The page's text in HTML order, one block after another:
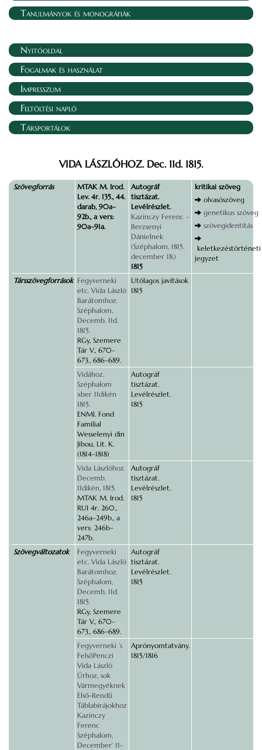
Tanulmányok és monográfiák
Nyitóoldal
Fogalmak és használat
Impresszum
Feltöltési napló
Társportálok
VIDA LÁSZLÓHOZ. Dec. 11d. 1815.
Szövegforrás
MTAK M. Irod.
Lev. 4r. 135., 44.
darab, 90a–
92b., a vers:
90a–91a.
Autográf
tisztázat.
Levélrészlet.
Kazinczy Ferenc –
Berzsenyi
Dánielnek
(Széphalom, 1815.
december 18.)
1815
kritikai szöveg
olvasószöveg
genetikus szöveg
szövegidentitás
keletkezéstörténeti
jegyzet
Társszövegforrások Fegyverneki
etc. Vida László
Barátomhoz.
Széphalom,
Decemb. 11d.
1815.
RGy, Szemere
Tár V., 670–
673., 686–689.
Utólagos javítások
1815
Vidához.
Széphalom
xber 11dikén
1815.
ENMl. Fond
Familial
Wesselenyi din
Jibou, Lit. K.
(1814–1818)
Autográf
tisztázat.
Levélrészlet.
1815
Vida Lászlóhoz.
Decemb.
11dikén, 1815.
MTAK M. Irod.
RUI 4r. 260.,
246a–249b., a
vers: 246b–
247b.
Autográf
tisztázat.
Levélrészlet.
1815
Szövegváltozatok
Fegyverneki
etc. Vida László
Barátomhoz.
Széphalom,
Decemb. 11d.
1815.
RGy, Szemere
Tár V., 670–
673., 686–689.
Autográf
tisztázat.
Levélrészlet.
1815
Fegyverneki ’s
FelsőPenczi
Vida László
Úrhoz, sok
Vármegyéknek
Első-Rendű
Táblabirájokhoz
Kazinczy
Ferenc
Széphalom,
December’ 11-
Aprónyomtatvány.
1815/1816